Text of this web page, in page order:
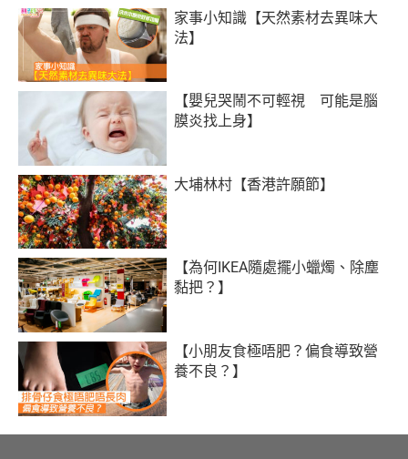
家事小知識【天然素材去異味大
法】
【嬰兒哭鬧不可輕視 可能是腦
膜炎找上身】
大埔林村【香港許願節】
【為何IKEA隨處擺小蠟燭、除塵
黏把？】
【小朋友食極唔肥？偏食導致營
養不良？】